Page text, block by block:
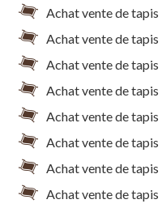
Achat vente de
Achat vente de
Achat vente de
Achat vente de tapis
Achat vente de
Achat vente de tapis
Achat vente de
Achat vente de tapis